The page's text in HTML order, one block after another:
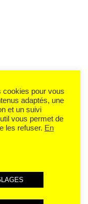
cookies pour vous
adaptés, une
et un suivi
vous permet de
les refuser. En